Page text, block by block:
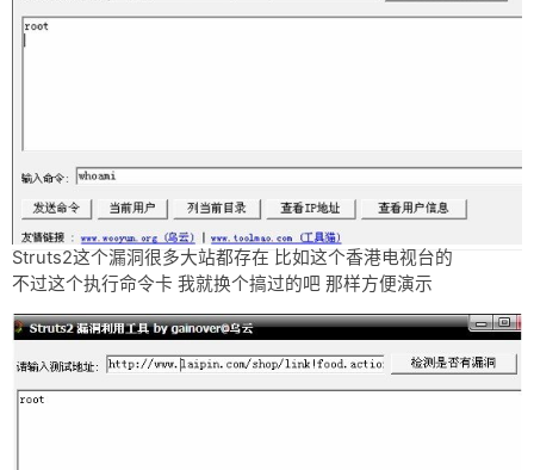
留言
Struts2这个漏洞很多大站都存在 比如这个香港电视台的
不过这个执行命令卡 我就换个搞过的吧 那样方便演示